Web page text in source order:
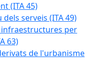
(ITA 45)
serveis (ITA 49)
per
63)
de l'urbanisme